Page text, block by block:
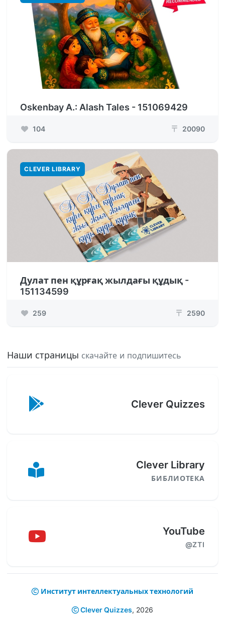
Oskenbay A.: Alash Tales - 151069429
104 ₸ 20090
CLEVER LIBRARY
Дулат пен құрғақ жылдағы құдық -
151134599
259 ₸ 2590
Наши страницы скачайте и подпишитесь
Clever Quizzes
Clever Library
БИБЛИОТЕКА
YouTube
@ZTI
Институт интеллектуальных технологий
Clever Quizzes, 2026